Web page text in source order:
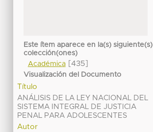
Este ítem aparece en la(s) siguiente(s)
colección(ones)
Académica[435]
Visualización del Documento
Título
ANÁLISIS DE LA LEY NACIONAL DEL
SISTEMA INTEGRAL DE JUSTICIA
PENAL PARA ADOLESCENTES
Autor